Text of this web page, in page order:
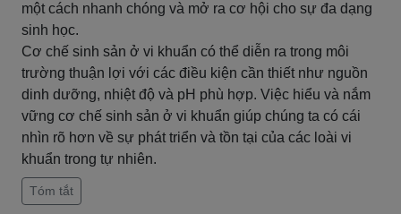
một cách nhanh chóng và mở ra cơ hội cho sự đa dạng
sinh học.
Cơ chế sinh sản ở vi khuẩn có thể diễn ra trong môi
trường thuận lợi với các điều kiện cần thiết như nguồn
dinh dưỡng, nhiệt độ và pH phù hợp. Việc hiểu và nắm
vững cơ chế sinh sản ở vi khuẩn giúp chúng ta có cái
nhìn rõ hơn về sự phát triển và tồn tại của các loài vi
khuẩn trong tự nhiên.
Tóm tắt